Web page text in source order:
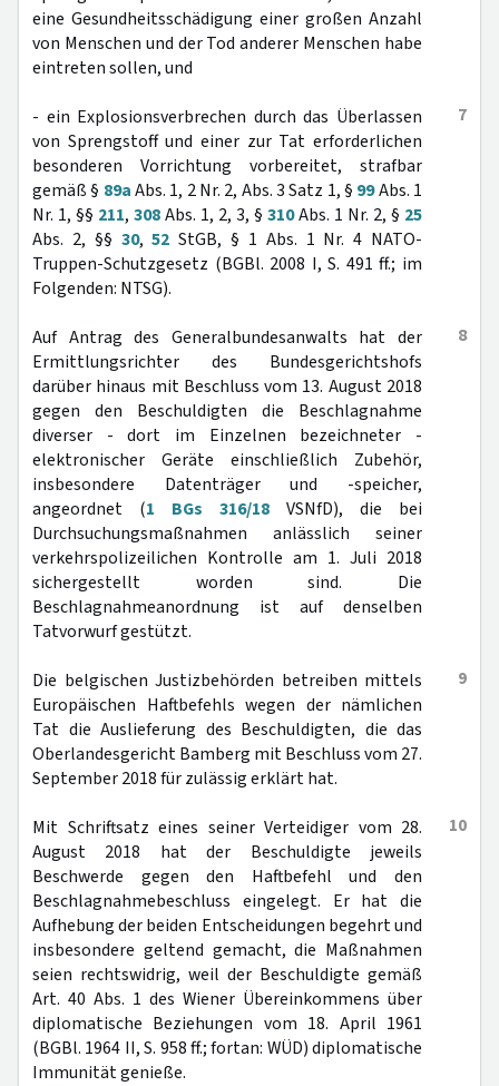
eine Gesundheitsschädigung einer großen Anzahl
von Menschen und der Tod anderer Menschen habe
eintreten sollen, und
7
- ein Explosionsverbrechen durch das Überlassen
von Sprengstoff und einer zur Tat erforderlichen
besonderen Vorrichtung vorbereitet, strafbar
gemäß § 89aAbs. 1, 2 Nr. 2, Abs. 3 Satz 1, § 99Abs. 1
Nr. 1, §§ 211, 308Abs. 1, 2, 3, § 310Abs. 1 Nr. 2, § 25
Abs. 2, §§ 30,52 StGB, § 1 Abs. 1 Nr. 4 NATO-
Truppen-Schutzgesetz (BGBl. 2008 I, S. 491 ff.; im
Folgenden: NTSG).
8
Auf Antrag des Generalbundesanwalts hat der
Ermittlungsrichter des Bundesgerichtshofs
darüber hinaus mit Beschluss vom 13. August 2018
gegen den Beschuldigten die Beschlagnahme
diverser - dort im Einzelnen bezeichneter -
elektronischer Geräte einschließlich Zubehör,
insbesondere Datenträger und -speicher,
angeordnet (1 BGs 316/18 VSNfD), die bei
Durchsuchungsmaßnahmen anlässlich seiner
verkehrspolizeilichen Kontrolle am 1. Juli 2018
sichergestellt worden sind. Die
Beschlagnahmeanordnung ist auf denselben
Tatvorwurf gestützt.
9
Die belgischen Justizbehörden betreiben mittels
Europäischen Haftbefehls wegen der nämlichen
Tat die Auslieferung des Beschuldigten, die das
Oberlandesgericht Bamberg mit Beschluss vom 27.
September 2018 für zulässig erklärt hat.
10
Mit Schriftsatz eines seiner Verteidiger vom 28.
August 2018 hat der Beschuldigte jeweils
Beschwerde gegen den Haftbefehl und den
Beschlagnahmebeschluss eingelegt. Er hat die
Aufhebung der beiden Entscheidungen begehrt und
insbesondere geltend gemacht, die Maßnahmen
seien rechtswidrig, weil der Beschuldigte gemäß
Art. 40 Abs. 1 des Wiener Übereinkommens über
diplomatische Beziehungen vom 18. April 1961
(BGBl. 1964 II, S. 958 ff.; fortan: WÜD) diplomatische
Immunität genieße.